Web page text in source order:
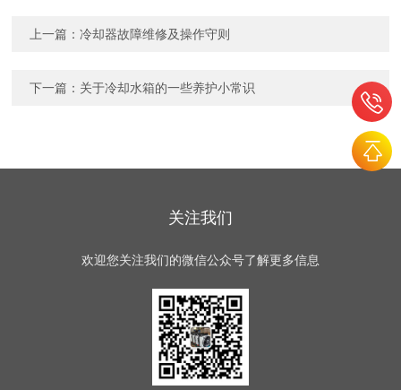
上一篇：冷却器故障维修及操作守则
下一篇： 关于冷却水箱的一些养护小常识
关注我们
欢迎您关注我们的微信公众号了解更多信息